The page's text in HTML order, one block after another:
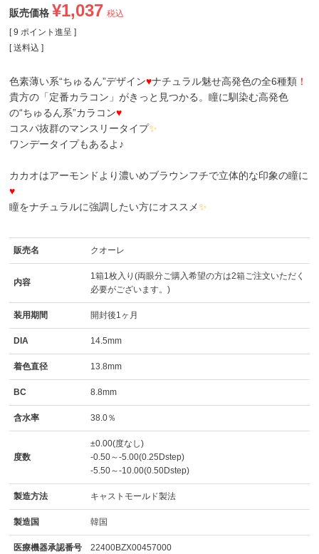
販売価格 ¥1,037 税込
[ 9 ポイント進呈 ]
送料込
色素薄い系“ちゅるん”デザイン♥ナチュラル魅せ高発色の全6種類 ！
貴方の「定番カラコン」がきっと見つかる。瞳に馴染む高発色
の“ちゅるん系”カラコン♥
コスパ抜群のマンスリータイプ✨
ワンデータイプもあるよ♪
カカオはアーモンドより濃いめブラウンフチで立体的な印象の瞳に
♥
瞳をナチュラルに強調したい方にオススメ✨
販売名 クオーレ
内容
1箱1枚入り(両眼分ご購入希望の方は2箱ご注文いただく
必要がございます。)
装用期間 開封後1ヶ月
DIA 14.5mm
着色直径 13.8mm
BC 8.8mm
含水率 38.0％
度数
±0.00(度なし)
-0.50～-5.00(0.25Dstep)
-5.50～-10.00(0.50Dstep)
製造方法 キャストモールド製法
製造国 韓国
医療機器承認番号 22400BZX00457000